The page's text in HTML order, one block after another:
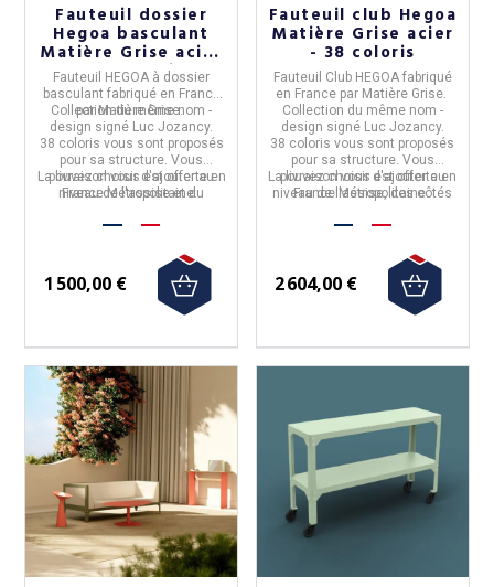
Fauteuil dossier
Hegoa basculant
Matière Grise acier
- 38 coloris
Fauteuil HEGOA à dossier
basculant fabriqué en France
parMatière Grise.
Collection du même nom -
design signé Luc Jozancy.
38 coloris vous sont proposés
pour sa structure. Vous
pouvez choisir d'ajouter au
niveau de l'assise et du
parmi 10 proposés.
La livraison vous est offerte en
France Métropolitaine.
1 500,00 €
Fauteuil club Hegoa
Matière Grise acier
- 38 coloris
Fauteuil Club HEGOA fabriqué
en FranceparMatière Grise.
Collection du même nom -
design signé Luc Jozancy.
38 coloris vous sont proposés
pour sa structure. Vous
pouvez choisir d'ajouter au
niveau de l'assise, des côtés
tissu parmi 10 proposés.
La livraison vous est offerte en
France Métropolitaine.
2 604,00 €